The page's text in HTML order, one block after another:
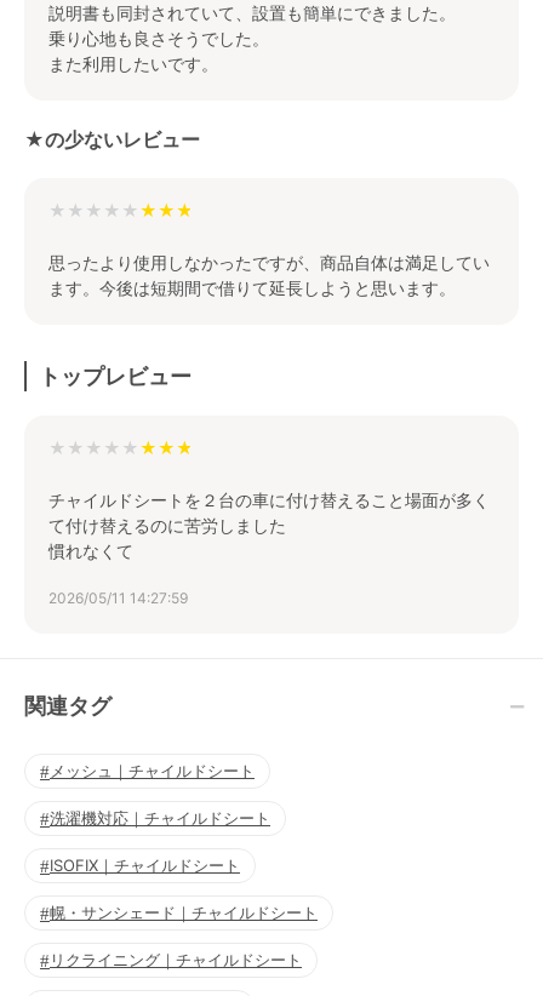
説明書も同封されていて、設置も簡単にできました。
乗り心地も良さそうでした。
また利用したいです。
★の少ないレビュー
★★★★★
思ったより使用しなかったですが、商品自体は満足してい
ます。今後は短期間で借りて延長しようと思います。
トップレビュー
★★★★★
チャイルドシートを２台の車に付け替えること場面が多く
て付け替えるのに苦労しました
慣れなくて
2026/05/11 14:27:59
関連タグ
メッシュ｜チャイルドシート
洗濯機対応｜チャイルドシート
ISOFIX｜チャイルドシート
幌・サンシェード｜チャイルドシート
リクライニング｜チャイルドシート